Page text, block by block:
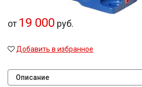
от 19 000 руб.
Добавить в избранное
Описание